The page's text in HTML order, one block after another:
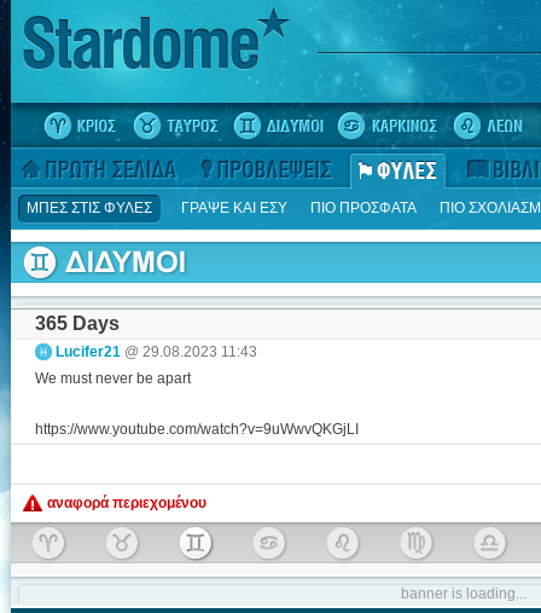
ΜΠΕΣ ΣΤΙΣ ΦΥΛΕΣ ΓΡΑΨΕ ΚΑΙ ΕΣΥ ΠΙΟ ΠΡΟΣΦΑΤΑ ΠΙΟ
365 Days
Lucifer21 @ 29.08.2023 11:43
We must never be apart
https://www.youtube.com/watch?v=9uWwvQKGjLI
αναφορά περιεχομένου
banner is loading...